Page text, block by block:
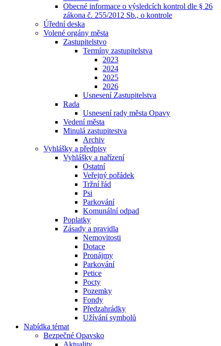
Obecné informace o výsledcích kontrol dle § 26
zákona č. 255/2012 Sb., o kontrole
Úřední deska
Volené orgány města
Zastupitelstvo
Termíny zastupitelstva
2023
2024
2025
2026
Usnesení Zastupitelstva
Rada
Usnesení rady města Opavy
Vedení města
Minulá zastupitestva
Archiv
Vyhlášky a předpisy
Vyhlášky a nařízení
Ostatní
Veřejný pořádek
Tržní řád
Psi
Parkování
Komunální odpad
Poplatky
Zásady a pravidla
Nemovitosti
Dotace
Pronájmy
Parkování
Petice
Pocty
Pozemky
Fondy
Předzahrádky
Užívání symbolů
Nabídka témat
Bezpečné Opavsko